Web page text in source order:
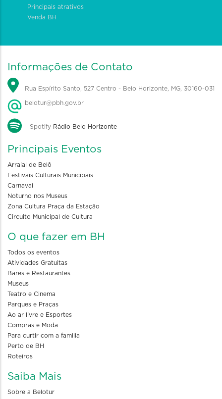
Principais atrativos
Venda BH
Informações de Contato
Rua Espírito Santo, 527 Centro - Belo Horizonte, MG, 30160-031
belotur@pbh.gov.br
Spotify Rádio Belo Horizonte
Principais Eventos
Arraial de Belô
Festivais Culturais Municipais
Carnaval
Noturno nos Museus
Zona Cultura Praça da Estação
Circuito Municipal de Cultura
O que fazer em BH
Todos os eventos
Atividades Gratuitas
Bares e Restaurantes
Museus
Teatro e Cinema
Parques e Praças
Ao ar livre e Esportes
Compras e Moda
Para curtir com a familia
Perto de BH
Roteiros
Saiba Mais
Sobre a Belotur